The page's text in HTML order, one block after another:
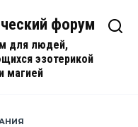
форум
для людей,
эзотерикой
и магией